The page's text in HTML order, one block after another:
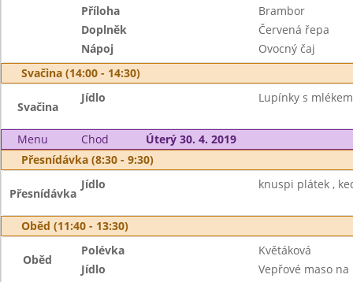
Příloha
Brambor
Doplněk
Červená řepa
Nápoj
Ovocný čaj
Svačina (14:00 - 14:30)
Svačina
Jídlo Lupínky s
Menu Chod
Úterý 30. 4. 2019
Přesnídávka (8:30 - 9:30)
Přesnídávka
Jídlo knuspi plátek ,
Oběd (11:40 - 13:30)
Oběd
Polévka
Květáková
Jídlo
Vepřové maso